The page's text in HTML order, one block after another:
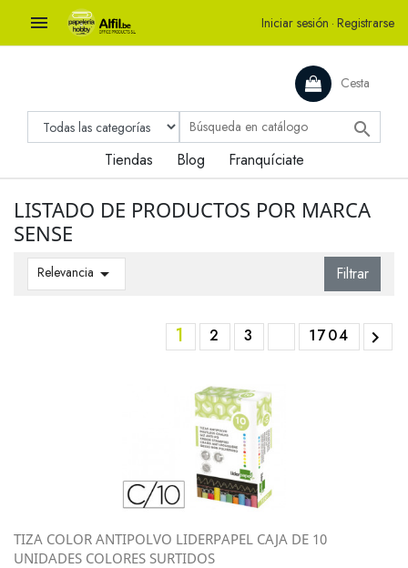
 Iniciar sesión · Registrarse
Cesta

Tiendas Blog Franquíciate
LISTADO DE PRODUCTOS POR MARCA
SENSE
Relevancia  Filtrar
1 2 3 1704 
TIZA COLOR ANTIPOLVO LIDERPAPEL CAJA DE 10
UNIDADES COLORES SURTIDOS